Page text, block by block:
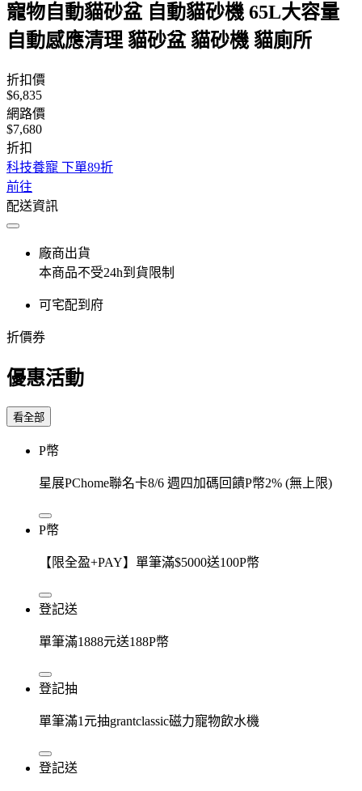
寵物自動貓砂盆 自動貓砂機 65L大容量
自動感應清理 貓砂盆 貓砂機 貓廁所
折扣價
$6,835
網路價
$7,680
折扣
科技養寵 下單89折
前往
配送資訊
廠商出貨
本商品不受24h到貨限制
可宅配到府
折價券
優惠活動
看全部
P幣
星展PChome聯名卡8/6 週四加碼回饋P幣2% (無上限)
P幣
【限全盈+PAY】單筆滿$5000送100P幣
登記送
單筆滿1888元送188P幣
登記抽
單筆滿1元抽grantclassic磁力寵物飲水機
登記送